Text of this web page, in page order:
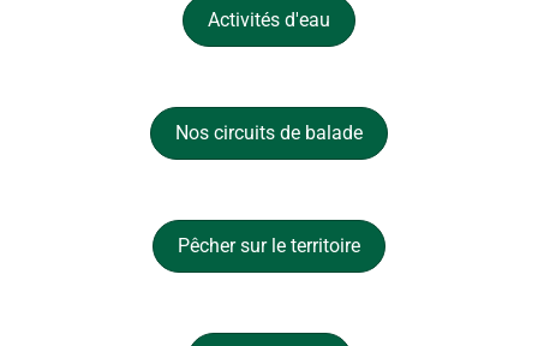
Activités d'eau
Nos circuits de balade
Pêcher sur le territoire